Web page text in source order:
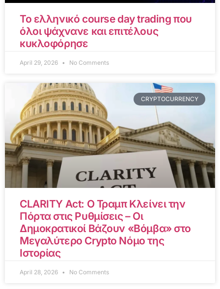
Το ελληνικό course day trading που
όλοι ψάχνανε και επιτέλους
κυκλοφόρησε
April 29, 2026 No Comments
CRYPTOCURRENCY
CLARITY Act: Ο Τραμπ Κλείνει την
Πόρτα στις Ρυθμίσεις – Οι
Δημοκρατικοί Βάζουν «Βόμβα» στο
Μεγαλύτερο Crypto Νόμο της
Ιστορίας
April 28, 2026 No Comments